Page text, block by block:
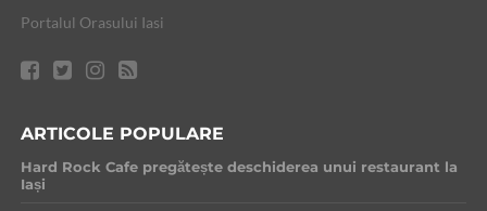
Portalul Orasului Iasi
ARTICOLE POPULARE
Hard Rock Cafe pregătește deschiderea unui restaurant la
Iași